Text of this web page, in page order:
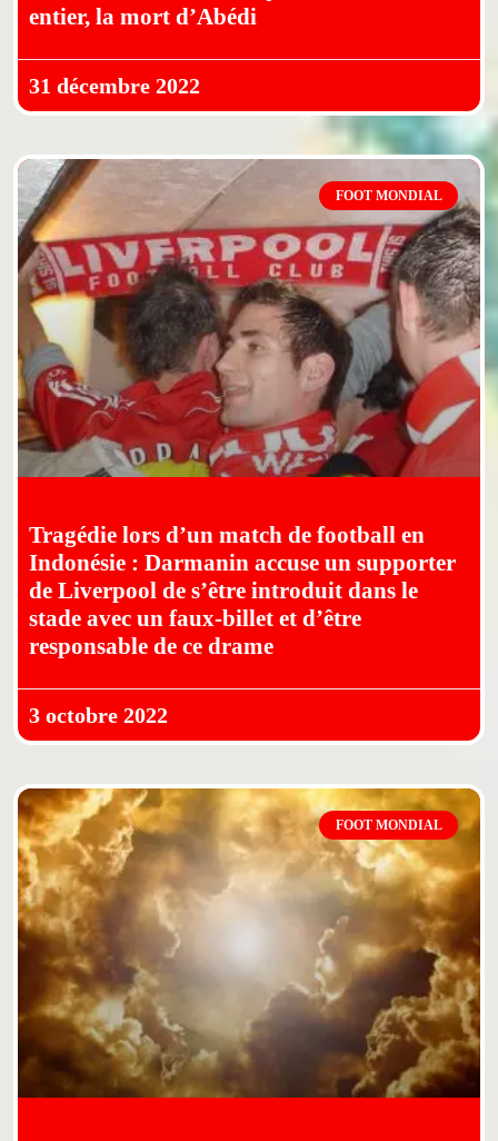
entier, la mort d’Abédi
31 décembre 2022
FOOT MONDIAL
Tragédie lors d’un match de football en
Indonésie : Darmanin accuse un supporter
de Liverpool de s’être introduit dans le
stade avec un faux-billet et d’être
responsable de ce drame
3 octobre 2022
FOOT MONDIAL